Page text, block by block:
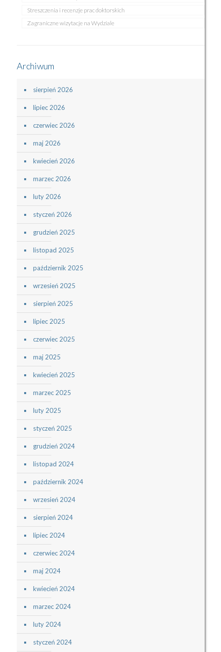
Streszczenia i recenzje prac doktorskich
Zagraniczne wizytacje na Wydziale
Archiwum
sierpień 2026
lipiec 2026
czerwiec 2026
maj 2026
kwiecień 2026
marzec 2026
luty 2026
styczeń 2026
grudzień 2025
listopad 2025
październik 2025
wrzesień 2025
sierpień 2025
lipiec 2025
czerwiec 2025
maj 2025
kwiecień 2025
marzec 2025
luty 2025
styczeń 2025
grudzień 2024
listopad 2024
październik 2024
wrzesień 2024
sierpień 2024
lipiec 2024
czerwiec 2024
maj 2024
kwiecień 2024
marzec 2024
luty 2024
styczeń 2024